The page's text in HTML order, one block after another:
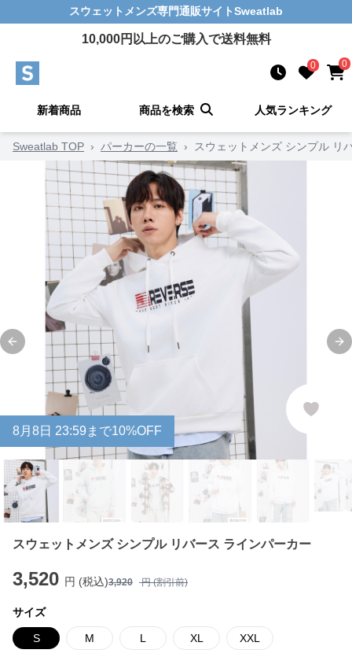
スウェットメンズ専門通販サイトSweatlab
10,000円以上のご購入で送料無料
0 0
新着商品 商品を検索 人気ランキング
Sweatlab TOP › パーカーの一覧 › スウェットメンズ シンプル リ
Previous slide
8月 8日 23:59まで10%OFF
スウェットメンズ シンプル リバース ラインパーカー
3,520 円 (税込)3,920 円 (割引前)
サイズ
S M L XL XXL